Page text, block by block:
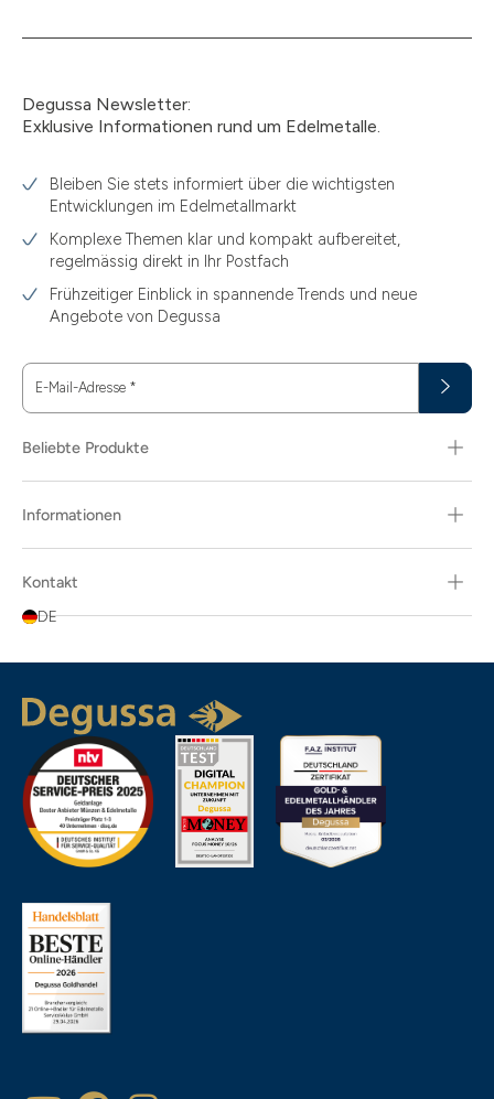
Degussa Newsletter:
Exklusive Informationen rund um Edelmetalle.
Bleiben Sie stets informiert über die wichtigsten
Entwicklungen im Edelmetallmarkt
Komplexe Themen klar und kompakt aufbereitet,
regelmässig direkt in Ihr Postfach
Frühzeitiger Einblick in spannende Trends und neue
Angebote von Degussa
E-Mail-Adresse *
Beliebte Produkte
Informationen
Kontakt
DE